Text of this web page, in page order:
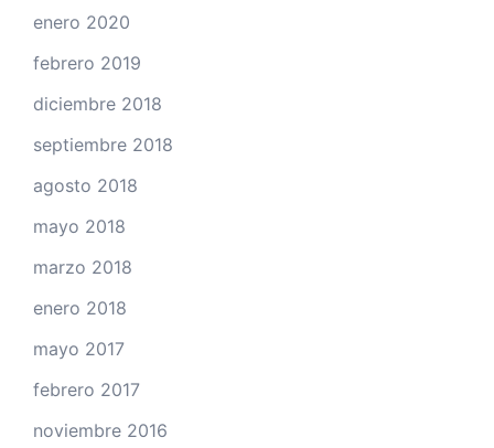
enero 2020
febrero 2019
diciembre 2018
septiembre 2018
agosto 2018
mayo 2018
marzo 2018
enero 2018
mayo 2017
febrero 2017
noviembre 2016